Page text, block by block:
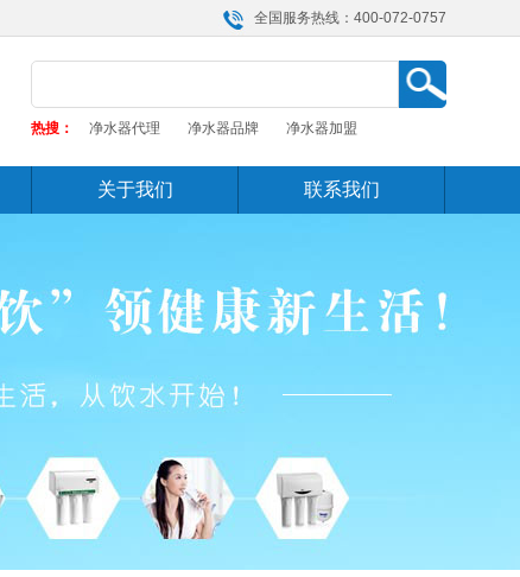
全国服务热线：400-072-0757
热搜： 净水器代理 净水器品牌 净水器加盟
关于我们 联系我们